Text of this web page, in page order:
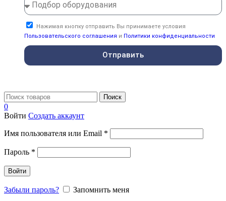
Нажимая кнопку отправить Вы принимаете условия
Пользовательского соглашения и Политики конфиденциальности
Отправить
Поиск
0
Войти Создать аккаунт
Имя пользователя или Email *
Пароль *
Войти
Забыли пароль?
Запомнить меня